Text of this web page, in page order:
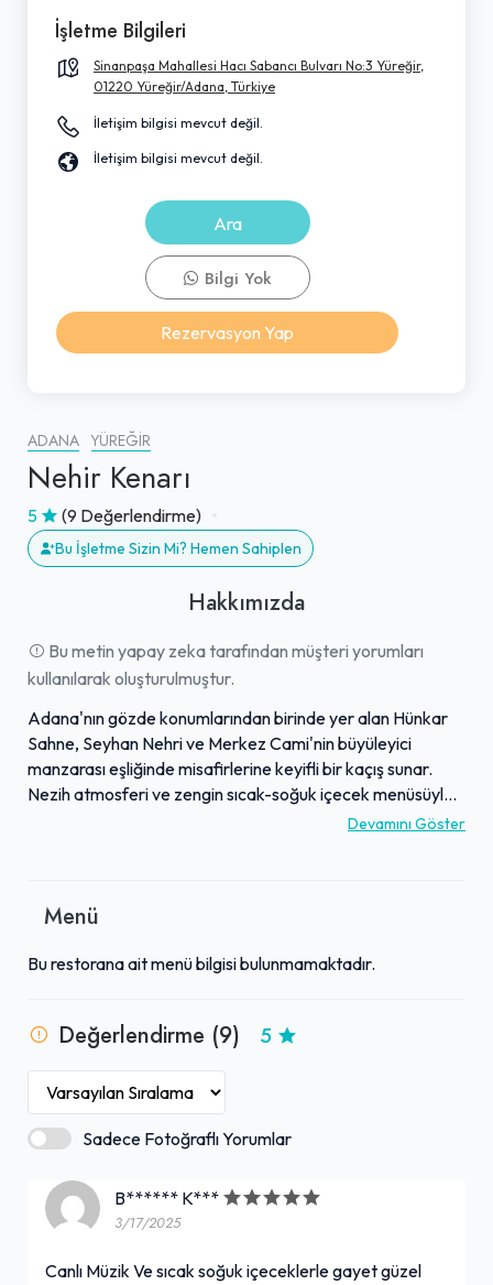
ADANA YÜREĞIR
Nehir Kenarı
5 (9 Değerlendirme)
Bu İşletme Sizin Mi? Hemen Sahiplen
Hakkımızda
Bu metin yapay zeka tarafından müşteri yorumları
kullanılarak oluşturulmuştur.
Adana'nın gözde konumlarından birinde yer alan Hünkar
Sahne, Seyhan Nehri ve Merkez Cami'nin büyüleyici
manzarası eşliğinde misafirlerine keyifli bir kaçış sunar.
Nezih atmosferi ve zengin sıcak-soğuk içecek menüsüyle
dikkat çeken mekan, özellikle unutulmaz kahveleriyle
çalışanların güler yüzlü ve ilgili yaklaşımları, konukların
yapılan yeniliklerle daha da güzelleşen bu mekan, suya
alternatiftir.
Devamını Göster
Menü
Bu restorana ait menü bilgisi bulunmamaktadır.
Değerlendirme (9) 5
Sadece Fotoğraflı Yorumlar
B****** K***
3/17/2025
Canlı Müzik Ve sıcak soğuk içeceklerle gayet güzel
İşletme Bilgileri
Sinanpaşa Mahallesi Hacı Sabancı Bulvarı No:3 Yüreğir,
01220 Yüreğir/Adana, Türkiye
İletişim bilgisi mevcut değil.
İletişim bilgisi mevcut değil.
Ara
Bilgi Yok
Rezervasyon Yap